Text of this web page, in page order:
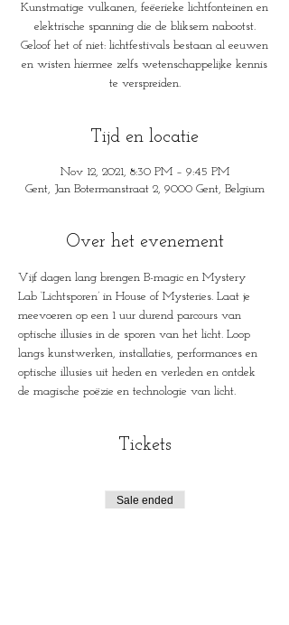
Kunstmatige vulkanen, feëerieke lichtfonteinen en
elektrische spanning die de bliksem nabootst.
Geloof het of niet: lichtfestivals bestaan al eeuwen
en wisten hiermee zelfs wetenschappelijke kennis
te verspreiden.
Tijd en locatie
Nov 12, 2021, 8:30 PM – 9:45 PM
Gent, Jan Botermanstraat 2, 9000 Gent, Belgium
Over het evenement
Vijf dagen lang brengen B-magic en Mystery
Lab ‘Lichtsporen’ in House of Mysteries. Laat je
meevoeren op een 1 uur durend parcours van
optische illusies in de sporen van het licht. Loop
langs kunstwerken, installaties, performances en
optische illusies uit heden en verleden en ontdek
de magische poëzie en technologie van licht.
Tickets
Sale ended